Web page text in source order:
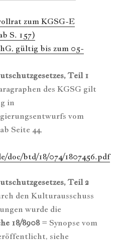
zum KGSG-E
S. 157)
gültig bis zum 05-
Teil 1
des KGSG gilt
in
vom
Seite 44,
btd/18/074/1807456.pdf
Teil 2
den Kulturausschuss
wurde die
18/8908= Synopse vom
siehe